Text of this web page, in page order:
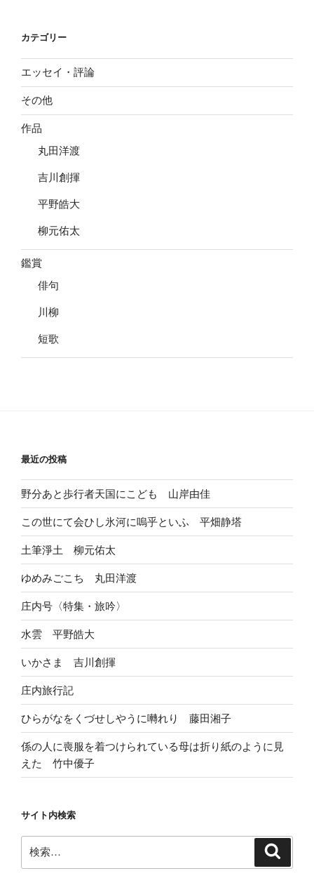
ン
カテゴリー
エッセイ・評論
その他
作品
丸田洋渡
吉川創揮
平野皓大
柳元佑太
鑑賞
俳句
川柳
短歌
最近の投稿
野分あと歩行者天国にこども 山岸由佳
この世にて会ひし氷河に嗚乎といふ 平畑静塔
土筆淨土 柳元佑太
ゆめみごこち 丸田洋渡
庄内号〈特集・旅吟〉
水雲 平野皓大
いかさま 吉川創揮
庄内旅行記
ひらがなをくづせしやうに囀れり 藤田湘子
係の人に喪服を着つけられている母は折り紙のように見
えた 竹中優子
サイト内検索
索: